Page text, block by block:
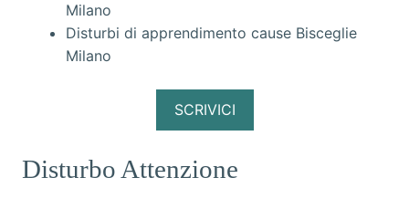
Milano
Disturbi di apprendimento cause Bisceglie
Milano
SCRIVICI
Disturbo Attenzione